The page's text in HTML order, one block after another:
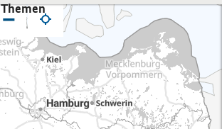
Themen
−